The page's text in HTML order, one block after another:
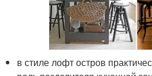
в стиле лофт остров